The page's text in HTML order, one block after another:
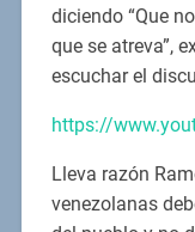
diciendo “Que
que se atreva”,
escuchar el
https://
Lleva razón
venezolanas